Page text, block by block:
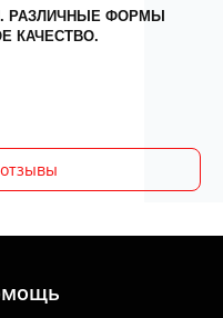
РАЗЛИЧНЫЕ ФОРМЫ
КАЧЕСТВО.